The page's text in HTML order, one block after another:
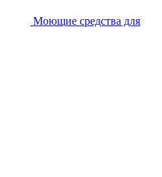
Моющие средства для